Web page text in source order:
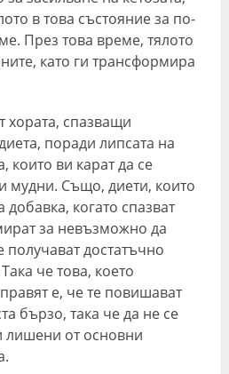
в това състояние за по-
През това време, тялото
като ги трансформира
хората, спазващи
поради липсата на
които ви карат да се
мудни. Също, диети, които
добавка, когато спазват
за невъзможно да
получават достатъчно
че това, което
е, че те повишават
бързо, така че да не се
лишени от основни